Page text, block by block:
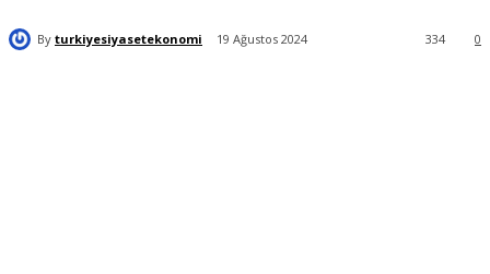
By turkiyesiyasetekonomi 19 Ağustos 2024 0
334